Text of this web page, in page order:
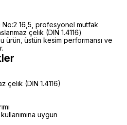
No:2 16,5, profesyonel mutfak
çelik (DIN 1.4116)
ürün, üstün kesim performansı ve
çelik (DIN 1.4116)
uygun